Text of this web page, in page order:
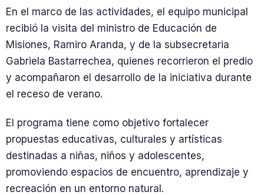
En el marco de las actividades, el equipo municipal
recibió la visita del ministro de Educación de
Misiones, Ramiro Aranda, y de la subsecretaria
Gabriela Bastarrechea, quienes recorrieron el predio
y acompañaron el desarrollo de la iniciativa durante
el receso de verano.
El programa tiene como objetivo fortalecer
propuestas educativas, culturales y artísticas
destinadas a niñas, niños y adolescentes,
promoviendo espacios de encuentro, aprendizaje y
recreación en un entorno natural.